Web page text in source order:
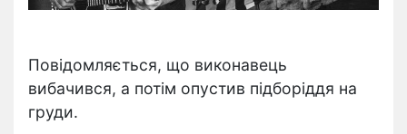
Повідомляється, що виконавець
вибачився, а потім опустив підборіддя на
груди.